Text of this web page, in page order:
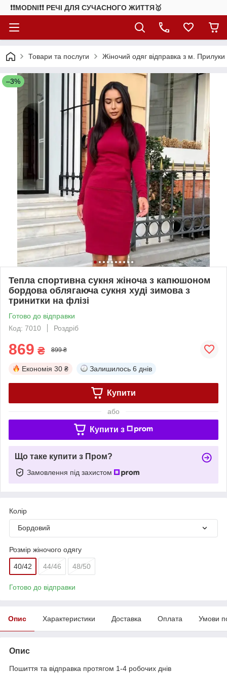
❗❗MODNI❗❗ РЕЧІ ДЛЯ СУЧАСНОГО ЖИТТЯ🥇
Товари та послуги Жіночий одяг відправка з м. Прилуки
–3%
Тепла спортивна сукня жіноча з капюшоном
бордова облягаюча сукня худі зимова з
тринитки на флізі
Готово до відправки
Код: 7010
Роздріб
869 ₴ 899 ₴
Економія 30 ₴ Залишилось 6 днів
Купити
або
Купити з
Що таке купити з Пром?
Замовлення під захистом
Колір
Бордовий
Розмір жіночого одягу
40/42 44/46 48/50
Готово до відправки
Опис Характеристики Доставка Оплата Умови
Опис
Пошиття та відправка протягом 1-4 робочих днів